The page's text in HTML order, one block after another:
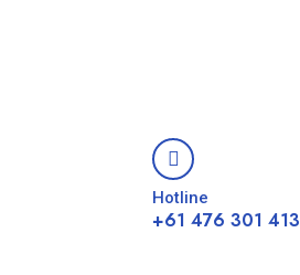
Hotline
+61 476 301 413